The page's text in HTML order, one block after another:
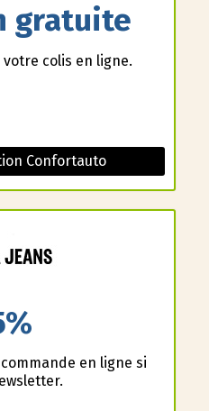
gratuite
colis en ligne.
Confortauto
en ligne si